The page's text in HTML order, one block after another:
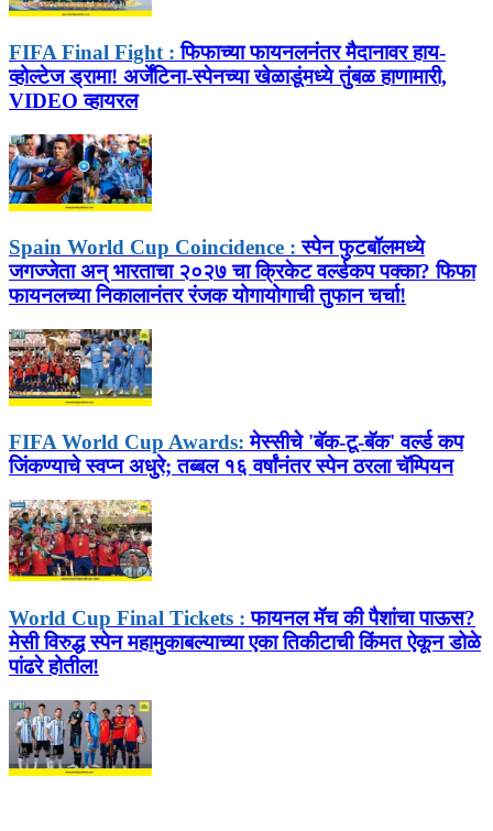
FIFA Final Fight : फिफाच्या फायनलनंतर मैदानावर हाय-
व्होल्टेज ड्रामा! अर्जेंटिना-स्पेनच्या खेळाडूंमध्ये तुंबळ हाणामारी,
VIDEO व्हायरल
Spain World Cup Coincidence : स्पेन फुटबॉलमध्ये
जगज्जेता अन् भारताचा २०२७ चा क्रिकेट वर्ल्डकप पक्का? फिफा
फायनलच्या निकालानंतर रंजक योगायोगाची तुफान चर्चा!
FIFA World Cup Awards: मेस्सीचे 'बॅक-टू-बॅक' वर्ल्ड कप
जिंकण्याचे स्वप्न अधुरे; तब्बल १६ वर्षांनंतर स्पेन ठरला चॅम्पियन
World Cup Final Tickets : फायनल मॅच की पैशांचा पाऊस?
मेसी विरुद्ध स्पेन महामुकाबल्याच्या एका तिकीटाची किंमत ऐकून डोळे
पांढरे होतील!